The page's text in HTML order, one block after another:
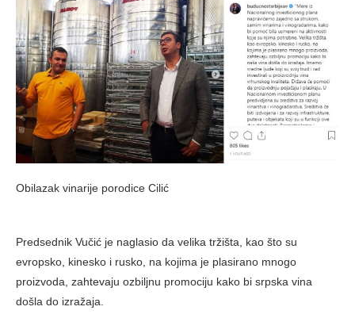
Obilazak vinarije porodice Cilić
Predsednik Vučić je naglasio da velika tržišta, kao što su
evropsko, kinesko i rusko, na kojima je plasirano mnogo
proizvoda, zahtevaju ozbiljnu promociju kako bi srpska vina
došla do izražaja.